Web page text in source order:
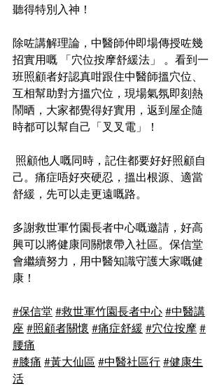
聽得特別入神！
除咗講解理論，中醫師仲即場傳授咗幾
招實用嘅 「穴位按摩舒緩法」 。看到一
班照顧者好認真咁跟住中醫師搵穴位、
互相幫助對方搵穴位，現場氣氛即刻熱
鬧晒，大家都覺得好實用，返到屋企隨
時都可以幫自己「叉叉電」！
照顧他人嘅同時，記住都要好好照顧自
己。痛症唔好夾硬忍，搵出根源、適當
舒緩，先可以走更遠嘅路。
多謝救世軍竹園長者中心嘅邀請，好高
興可以將健康同關懷帶入社區。保信堂
會繼續努力，用中醫知識守護大家嘅健
康！
#保信堂 #救世軍竹園長者中心 #中醫講
座 #照顧者關懷 #痛症舒緩 #穴位按摩 #
腰痛
#膝痛 #黃大仙區 #中醫社區行 #健康生
活